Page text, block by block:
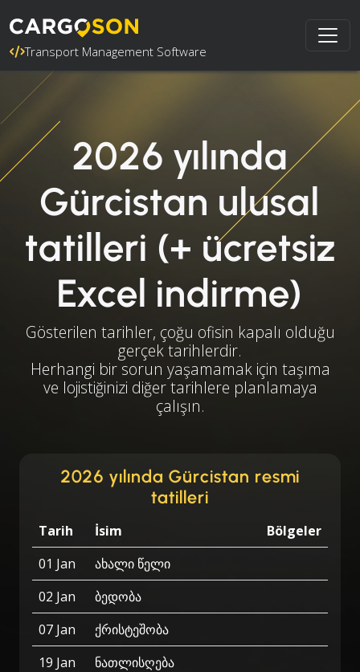
Transport Management Software
2026 yılında
Gürcistan ulusal
tatilleri (+ ücretsiz
Excel indirme)
Gösterilen tarihler, çoğu ofisin kapalı olduğu
gerçek tarihlerdir.
Herhangi bir sorun yaşamamak için taşıma
ve lojistiğinizi diğer tarihlere planlamaya
çalışın.
2026 yılında Gürcistan resmi
tatilleri
Tarih İsim
Bölgeler
01 Jan
ახალი წელი
02 Jan
ბედობა
07 Jan
ქრისტეშობა
19 Jan
ნათლისღება